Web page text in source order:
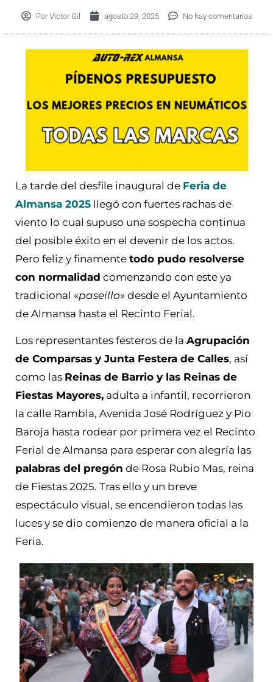
PorVictor Gil agosto 29, 2025 No hay comentarios
La tarde del desfile inaugural de Feria de
Almansa 2025 llegó con fuertes rachas de
viento lo cual supuso una sospecha continua
del posible éxito en el devenir de los actos.
Pero feliz y finamente todo pudo resolverse
con normalidad comenzando con este ya
tradicional «paseillo» desde el Ayuntamiento
de Almansa hasta el Recinto Ferial.
Los representantes festeros de la Agrupación
de Comparsas y Junta Festera de Calles, así
como las Reinas de Barrio y las Reinas de
Fiestas Mayores, adulta a infantil, recorrieron
la calle Rambla, Avenida José Rodríguez y Pio
Baroja hasta rodear por primera vez el Recinto
Ferial de Almansa para esperar con alegría las
palabras del pregón de Rosa Rubio Mas, reina
de Fiestas 2025. Tras ello y un breve
espectáculo visual, se encendieron todas las
luces y se dio comienzo de manera oficial a la
Feria.